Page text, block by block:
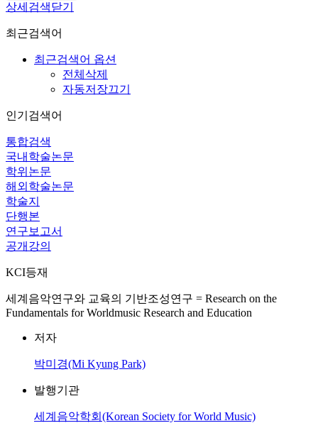
상세검색닫기
최근검색어
최근검색어 옵션
전체삭제
자동저장끄기
인기검색어
통합검색
국내학술논문
학위논문
해외학술논문
학술지
단행본
연구보고서
공개강의
KCI등재
세계음악연구와 교육의 기반조성연구 = Research on the
Fundamentals for Worldmusic Research and Education
저자
박미경(Mi Kyung Park)
발행기관
세계음악학회(Korean Society for World Music)